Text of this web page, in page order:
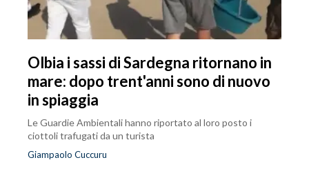
Olbia i sassi di Sardegna ritornano in
mare: dopo trent'anni sono di nuovo
in spiaggia
Le Guardie Ambientali hanno riportato al loro posto i
ciottoli trafugati da un turista
Giampaolo Cuccuru